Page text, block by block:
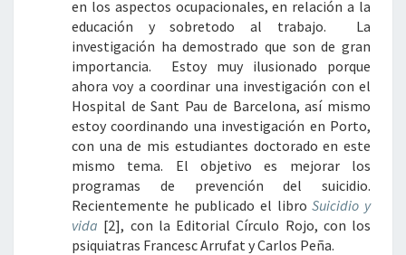
en los aspectos ocupacionales, en relación a la
educación y sobretodo al trabajo. La
investigación ha demostrado que son de gran
importancia. Estoy muy ilusionado porque
ahora voy a coordinar una investigación con el
Hospital de Sant Pau de Barcelona, así mismo
estoy coordinando una investigación en Porto,
con una de mis estudiantes doctorado en este
mismo tema. El objetivo es mejorar los
programas de prevención del suicidio.
Recientemente he publicado el libroSuicidio y
vida [2], con la Editorial Círculo Rojo, con los
psiquiatras Francesc Arrufat y Carlos Peña.